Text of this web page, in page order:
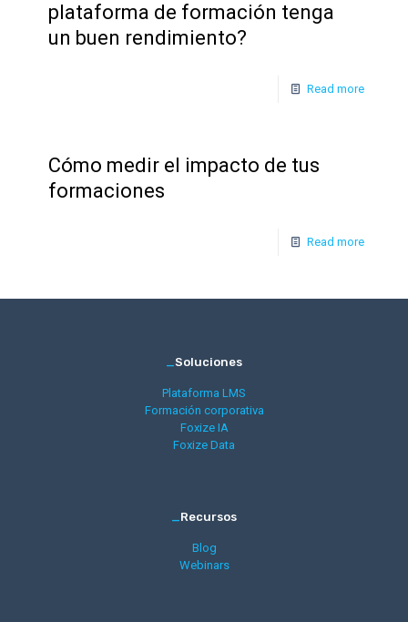
plataforma de formación tenga
un buen rendimiento?
Read more
Cómo medir el impacto de tus
formaciones
Read more
_Soluciones
Plataforma LMS
Formación corporativa
Foxize IA
Foxize Data
_Recursos
Blog
Webinars